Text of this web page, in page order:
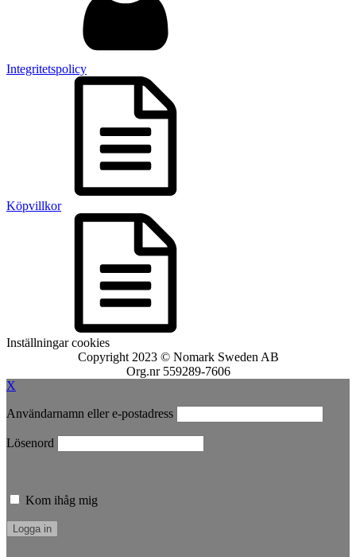
Integritetspolicy
Köpvillkor
Inställningar cookies
Copyright 2023 © Nomark Sweden AB
Org.nr 559289-7606
X
Användarnamn eller e-postadress
Lösenord
Kom ihåg mig